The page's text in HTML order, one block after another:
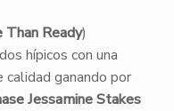
Than Ready)
hípicos con una
ganando por
Jessamine Stakes